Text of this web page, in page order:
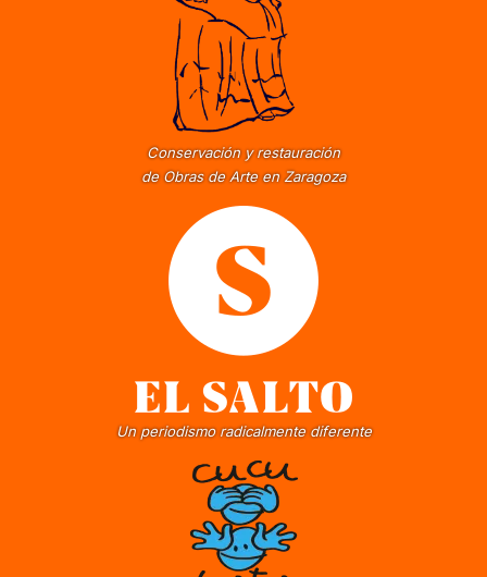
Conservación y restauración
de Obras de Arte en Zaragoza
Un periodismo radicalmente diferente